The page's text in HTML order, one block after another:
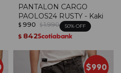
PANTALON CARGO
PAOLOS24 RUSTY - Kaki
$ 990 $ 1.990 50
$ 842